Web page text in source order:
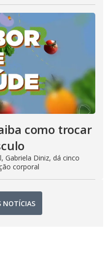
como trocar
Gabriela Diniz, dá cinco
corporal
NOTÍCIAS